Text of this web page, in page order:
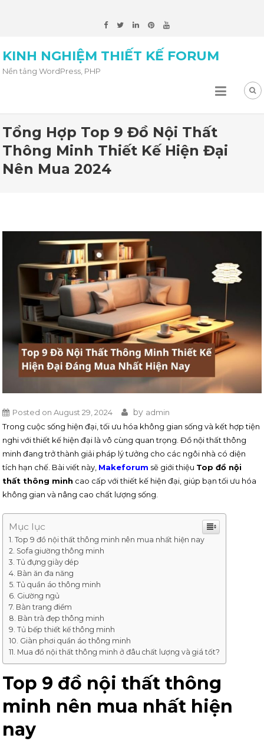
KINH NGHIỆM THIẾT KẾ FORUM
Nền tảng WordPress, PHP
Tổng Hợp Top 9 Đồ Nội Thất
Thông Minh Thiết Kế Hiện Đại
Nên Mua 2024
Posted onAugust 29, 2024 by admin
Trong cuộc sống hiện đại, tối ưu hóa không gian sống và kết hợp tiện
nghi với thiết kế hiện đại là vô cùng quan trọng. Đồ nội thất thông
minh đang trở thành giải pháp lý tưởng cho các ngôi nhà có diện
tích hạn chế. Bài viết này, Makeforum sẽ giới thiệu Top đồ nội
thất thông minh cao cấp với thiết kế hiện đại, giúp bạn tối ưu hóa
không gian và nâng cao chất lượng sống.
Mục lục
Top 9 đồ nội thất thông minh nên mua nhất hiện nay
Sofa giường thông minh
Tủ đựng giày dép
Bàn ăn đa năng
Tủ quần áo thông minh
Giường ngủ
Bàn trang điểm
Bàn trà đẹp thông minh
Tủ bếp thiết kế thông minh
Giàn phơi quần áo thông minh
Mua đồ nội thất thông minh ở đâu chất lượng và giá tốt?
Top 9 đồ nội thất thông
minh nên mua nhất hiện
nay